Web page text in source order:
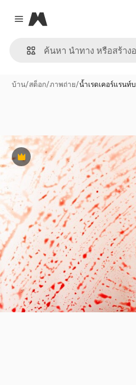
Close menu
Magnific
บ้าน/สต็อก/ภาพถ่าย/น้ำเรดเคอร์แรนท์
พรีเมี่ยม